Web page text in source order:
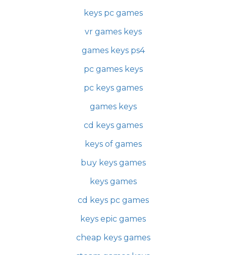
keys pc games
vr games keys
games keys ps4
pc games keys
pc keys games
games keys
cd keys games
keys of games
buy keys games
keys games
cd keys pc games
keys epic games
cheap keys games